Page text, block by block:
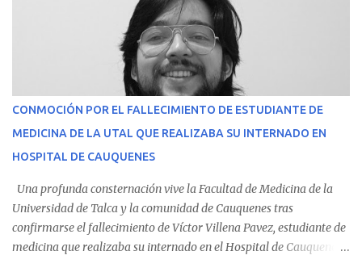
CONMOCIÓN POR EL FALLECIMIENTO DE ESTUDIANTE DE
MEDICINA DE LA UTAL QUE REALIZABA SU INTERNADO EN
HOSPITAL DE CAUQUENES
Una profunda consternación vive la Facultad de Medicina de la
Universidad de Talca y la comunidad de Cauquenes tras
confirmarse el fallecimiento de Víctor Villena Pavez, estudiante de
medicina que realizaba su internado en el Hospital de Cauquenes.